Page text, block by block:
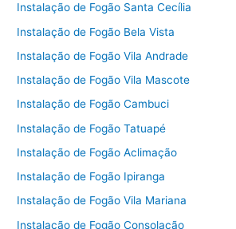
Instalação de Fogão Santa Cecília
Instalação de Fogão Bela Vista
Instalação de Fogão Vila Andrade
Instalação de Fogão Vila Mascote
Instalação de Fogão Cambuci
Instalação de Fogão Tatuapé
Instalação de Fogão Aclimação
Instalação de Fogão Ipiranga
Instalação de Fogão Vila Mariana
Instalação de Fogão Consolação